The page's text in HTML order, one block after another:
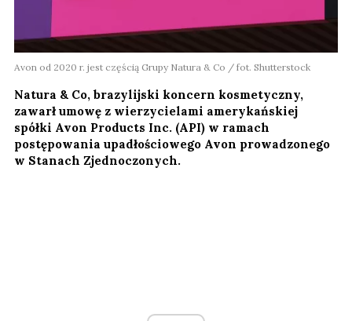
Avon od 2020 r. jest częścią Grupy Natura & Co / fot. Shutterstock
Natura & Co, brazylijski koncern kosmetyczny,
zawarł umowę z wierzycielami amerykańskiej
spółki Avon Products Inc. (API) w ramach
postępowania upadłościowego Avon prowadzonego
w Stanach Zjednoczonych.